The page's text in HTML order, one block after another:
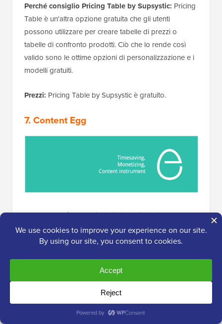
Perché consiglio Pricing Table by Supsystic: Pricing
Table è un'altra opzione gratuita che gli utenti
possono utilizzare per creare tabelle di prezzi o
tabelle di confronto prodotti. Ciò che lo rende così
valido sono le ottime opzioni di personalizzazione e i
modelli gratuiti.
Prezzi: Pricing Table by Supsystic è gratuito.
7. Content Egg
Content Eggè uno dei migliori plugin per il confronto
dei prodotti WordPress sul mercato.
reti di affiliazione, incluse piattaforme popolari come
Una delle sue caratteristiche distintive è la capacità di
visualizzare confronti di prezzi in tempo reale. Il plugin